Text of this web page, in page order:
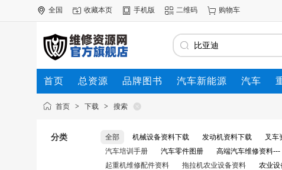
全国 收藏本页 手机版 二维码 购物车
首页 总资源 品牌图书 汽车新能源 汽车
首页 > 下载 > 搜索
分类 全部 机械设备资料下载 发动机资料下载 叉车
汽车培训手册
汽车零件图册 高端汽车维修资料---
起重机维修配件资料
拖拉机农业设备资料 农业设